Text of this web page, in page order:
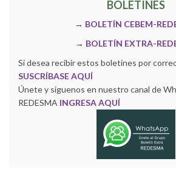
BOLETINES
→ BOLETÍN CEBEM-
→ BOLETÍN EXTRA-
Si desea recibir estos boletines por
SUSCRÍBASE AQUÍ
Únete y siguenos en nuestro canal de
REDESMA INGRESA AQUÍ